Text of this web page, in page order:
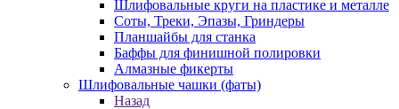
Шлифовальные круги на пластике и металле
Соты, Треки, Эпазы, Гриндеры
Планшайбы для станка
Баффы для финишной полировки
Алмазные фикерты
Шлифовальные чашки (фаты)
Назад